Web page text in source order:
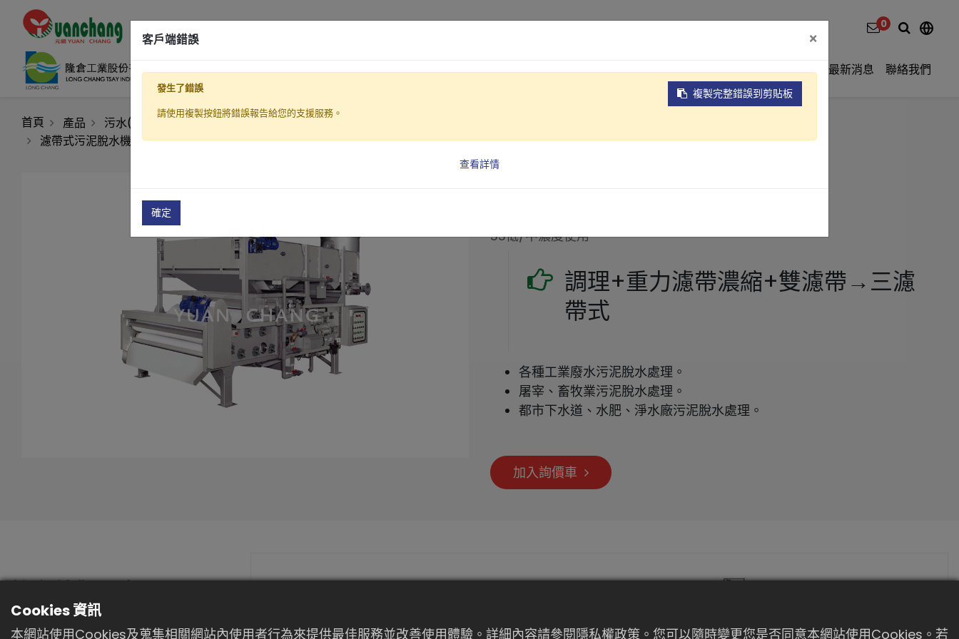
產品介紹 產業解決方案 影片介紹 關於元錩 工程實績 最新消息 聯絡我們
0
首頁 產品 污水(廢水)處理設備
污泥脫水機(濾帶式)
濾帶式污泥脫水機(TB3系列)
濾帶式污泥脫水機(TB3-1250)
SS低/中濃度使用
調理+重力濾帶濃縮+雙濾帶→三濾
帶式
各種工業廢水污泥脫水處理。
屠宰、畜牧業污泥脫水處理。
都市下水道、水肥、淨水廠污泥脫水處理。
加入詢價車
Cookies 資訊
本網站使用Cookies及蒐集相關網站內使用者行為來提供最佳服務並改善使用體驗。詳細內容請參閱隱私權政策。您可以隨時變更您是否同意本網站使用Cookies。若
客戶端錯誤 ×
複製完整錯誤到剪貼板
發生了錯誤
請使用複製按鈕將錯誤報告給您的支援服務。
查看詳情
確定